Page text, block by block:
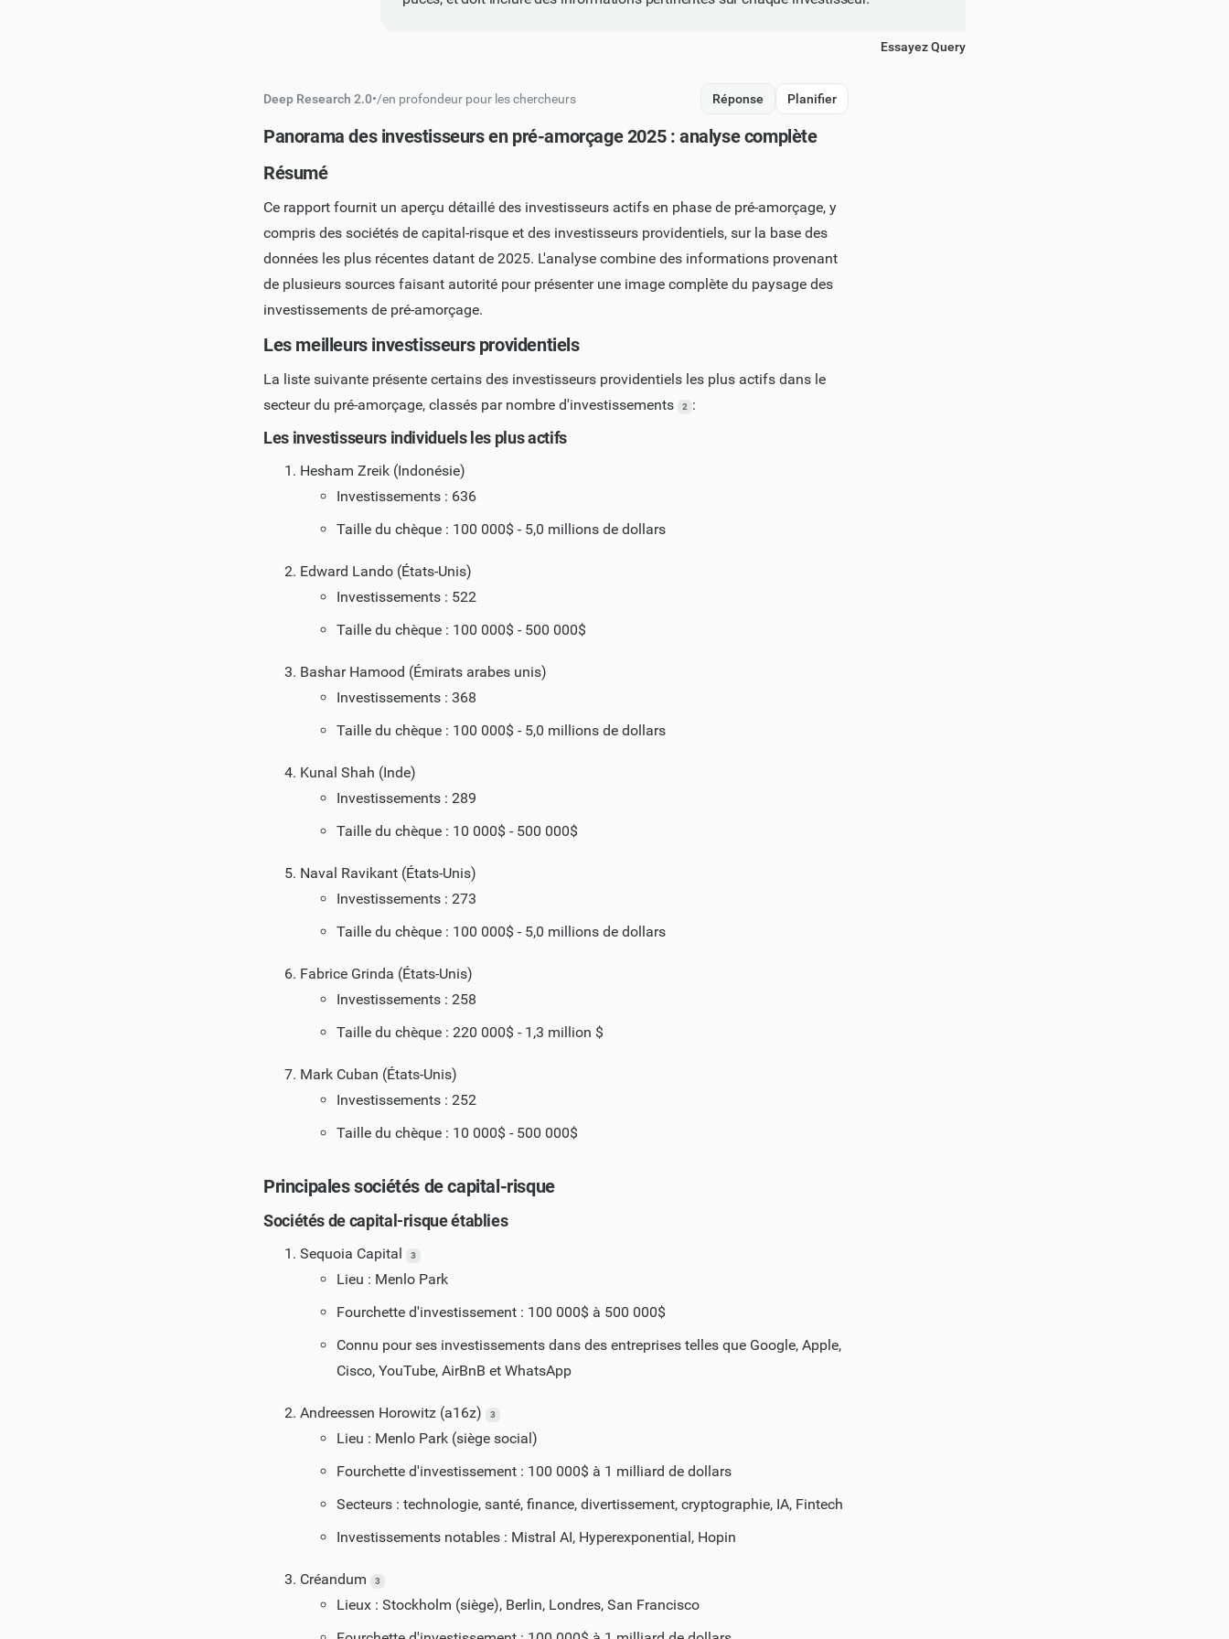
Essayez Query
Deep Research 2.0•/en profondeur pour les chercheurs Réponse Planifier
Panorama des investisseurs en pré-amorçage 2025 : analyse complète
Résumé
Ce rapport fournit un aperçu détaillé des investisseurs actifs en phase de pré-amorçage, y
compris des sociétés de capital-risque et des investisseurs providentiels, sur la base des
données les plus récentes datant de 2025. L'analyse combine des informations provenant
de plusieurs sources faisant autorité pour présenter une image complète du paysage des
investissements de pré-amorçage.
Les meilleurs investisseurs providentiels
La liste suivante présente certains des investisseurs providentiels les plus actifs dans le
secteur du pré-amorçage, classés par nombre d'investissements
2 :
Les investisseurs individuels les plus actifs
Hesham Zreik (Indonésie)
Investissements : 636
Taille du chèque : 100 000$ - 5,0 millions de dollars
Edward Lando (États-Unis)
Investissements : 522
Taille du chèque : 100 000$ - 500 000$
Bashar Hamood (Émirats arabes unis)
Investissements : 368
Taille du chèque : 100 000$ - 5,0 millions de dollars
Kunal Shah (Inde)
Investissements : 289
Taille du chèque : 10 000$ - 500 000$
Naval Ravikant (États-Unis)
Investissements : 273
Taille du chèque : 100 000$ - 5,0 millions de dollars
Fabrice Grinda (États-Unis)
Investissements : 258
Taille du chèque : 220 000$ - 1,3 million $
Mark Cuban (États-Unis)
Investissements : 252
Taille du chèque : 10 000$ - 500 000$
Principales sociétés de capital-risque
Sociétés de capital-risque établies
Sequoia Capital 3
Lieu : Menlo Park
Fourchette d'investissement : 100 000$ à 500 000$
Connu pour ses investissements dans des entreprises telles que Google, Apple,
Cisco, YouTube, AirBnB et WhatsApp
Andreessen Horowitz (a16z) 3
Lieu : Menlo Park (siège social)
Fourchette d'investissement : 100 000$ à 1 milliard de dollars
Secteurs : technologie, santé, finance, divertissement, cryptographie, IA, Fintech
Investissements notables : Mistral AI, Hyperexponential, Hopin
Créandum 3
Lieux : Stockholm (siège), Berlin, Londres, San Francisco